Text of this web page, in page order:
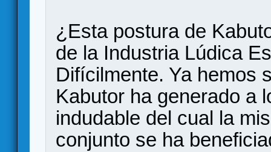
¿Esta postura de
de la Industria Lúdica
Difícilmente. Ya hemos
Kabutor ha generado a
indudable del cual la
conjunto se ha